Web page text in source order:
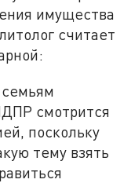
имущества
считает
смотрится
поскольку
тему взять